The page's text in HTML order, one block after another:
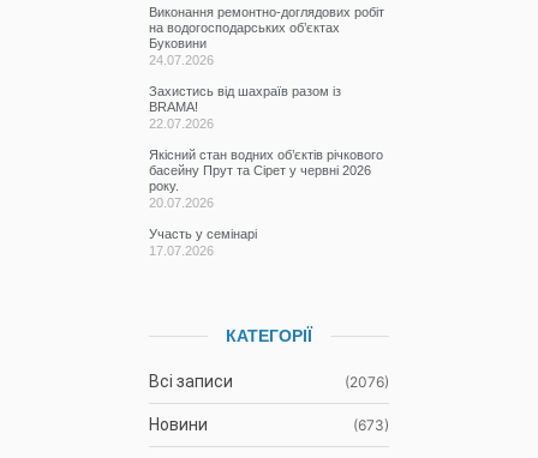
Буковини
24.07.2026
Захистись від шахраїв разом із
22.07.2026
Якісний стан водних об’єктів річкового
басейну Прут та Сірет у червні 2026
року.
20.07.2026
Участь у семінарі
17.07.2026
Новини (673)
Режими роботи водних